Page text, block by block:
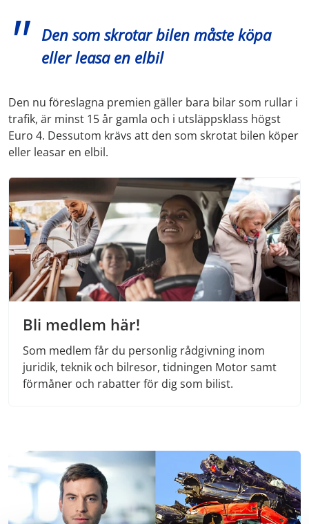
Den som skrotar bilen måste köpa
eller leasa en elbil
Den nu föreslagna premien gäller bara bilar som rullar i
trafik, är minst 15 år gamla och i utsläppsklass högst
Euro 4. Dessutom krävs att den som skrotat bilen köper
eller leasar en elbil.
Bli medlem här!
Som medlem får du personlig rådgivning inom
juridik, teknik och bilresor, tidningen Motor samt
förmåner och rabatter för dig som bilist.